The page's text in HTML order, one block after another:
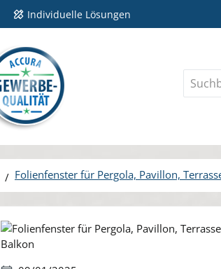
Individuelle Lösungen
Folienfenster für Pergola, Pavillon,
Bildergalerie überspringen